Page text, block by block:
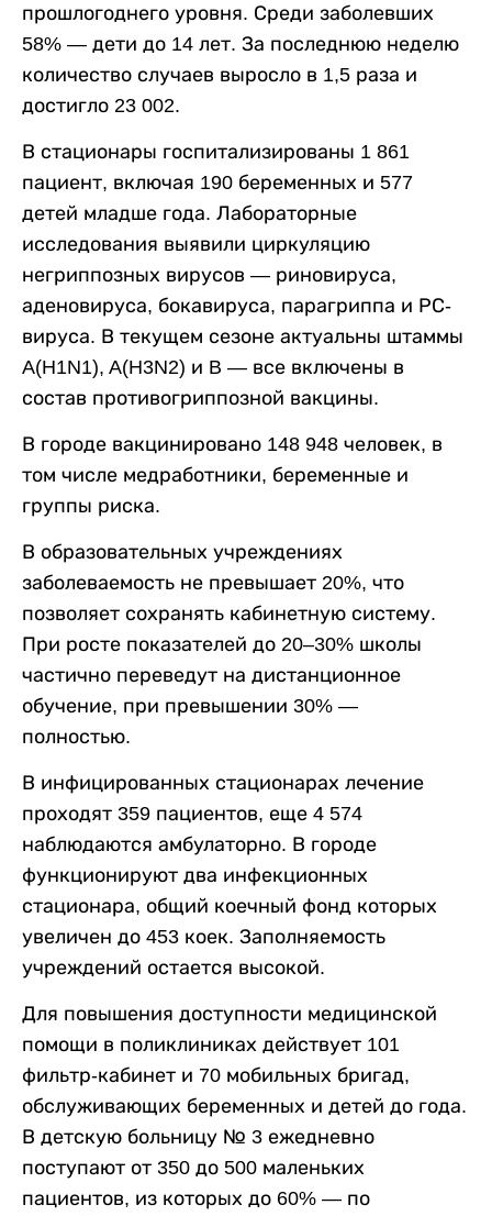
прошлогоднего уровня. Среди заболевших
58% — дети до 14 лет. За последнюю неделю
количество случаев выросло в 1,5 раза и
достигло 23 002.
В стационары госпитализированы 1 861
пациент, включая 190 беременных и 577
детей младше года. Лабораторные
исследования выявили циркуляцию
негриппозных вирусов — риновируса,
аденовируса, бокавируса, парагриппа и РС-
вируса. В текущем сезоне актуальны штаммы
A(H1N1), A(H3N2) и B — все включены в
состав противогриппозной вакцины.
В городе вакцинировано 148 948 человек, в
том числе медработники, беременные и
группы риска.
В образовательных учреждениях
заболеваемость не превышает 20%, что
позволяет сохранять кабинетную систему.
При росте показателей до 20–30% школы
частично переведут на дистанционное
обучение, при превышении 30% —
полностью.
В инфицированных стационарах лечение
проходят 359 пациентов, еще 4 574
наблюдаются амбулаторно. В городе
функционируют два инфекционных
стационара, общий коечный фонд которых
увеличен до 453 коек. Заполняемость
учреждений остается высокой.
Для повышения доступности медицинской
помощи в поликлиниках действует 101
фильтр-кабинет и 70 мобильных бригад,
обслуживающих беременных и детей до года.
В детскую больницу № 3 ежедневно
поступают от 350 до 500 маленьких
пациентов, из которых до 60% — по